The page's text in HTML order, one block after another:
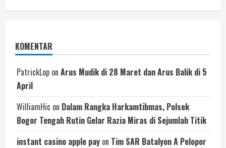
KOMENTAR
PatrickLop on Arus Mudik di 28 Maret dan Arus Balik di 5
April
WilliamHic on Dalam Rangka Harkamtibmas, Polsek
Bogor Tengah Rutin Gelar Razia Miras di Sejumlah Titik
instant casino apple pay on Tim SAR Batalyon A Pelopor